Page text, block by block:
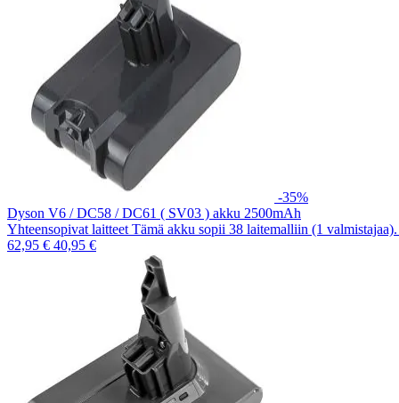
-35%
Dyson V6 / DC58 / DC61 ( SV03 ) akku 2500mAh
Yhteensopivat laitteet Tämä akku sopii 38 laitemalliin (1
62,95 € 40,95 €